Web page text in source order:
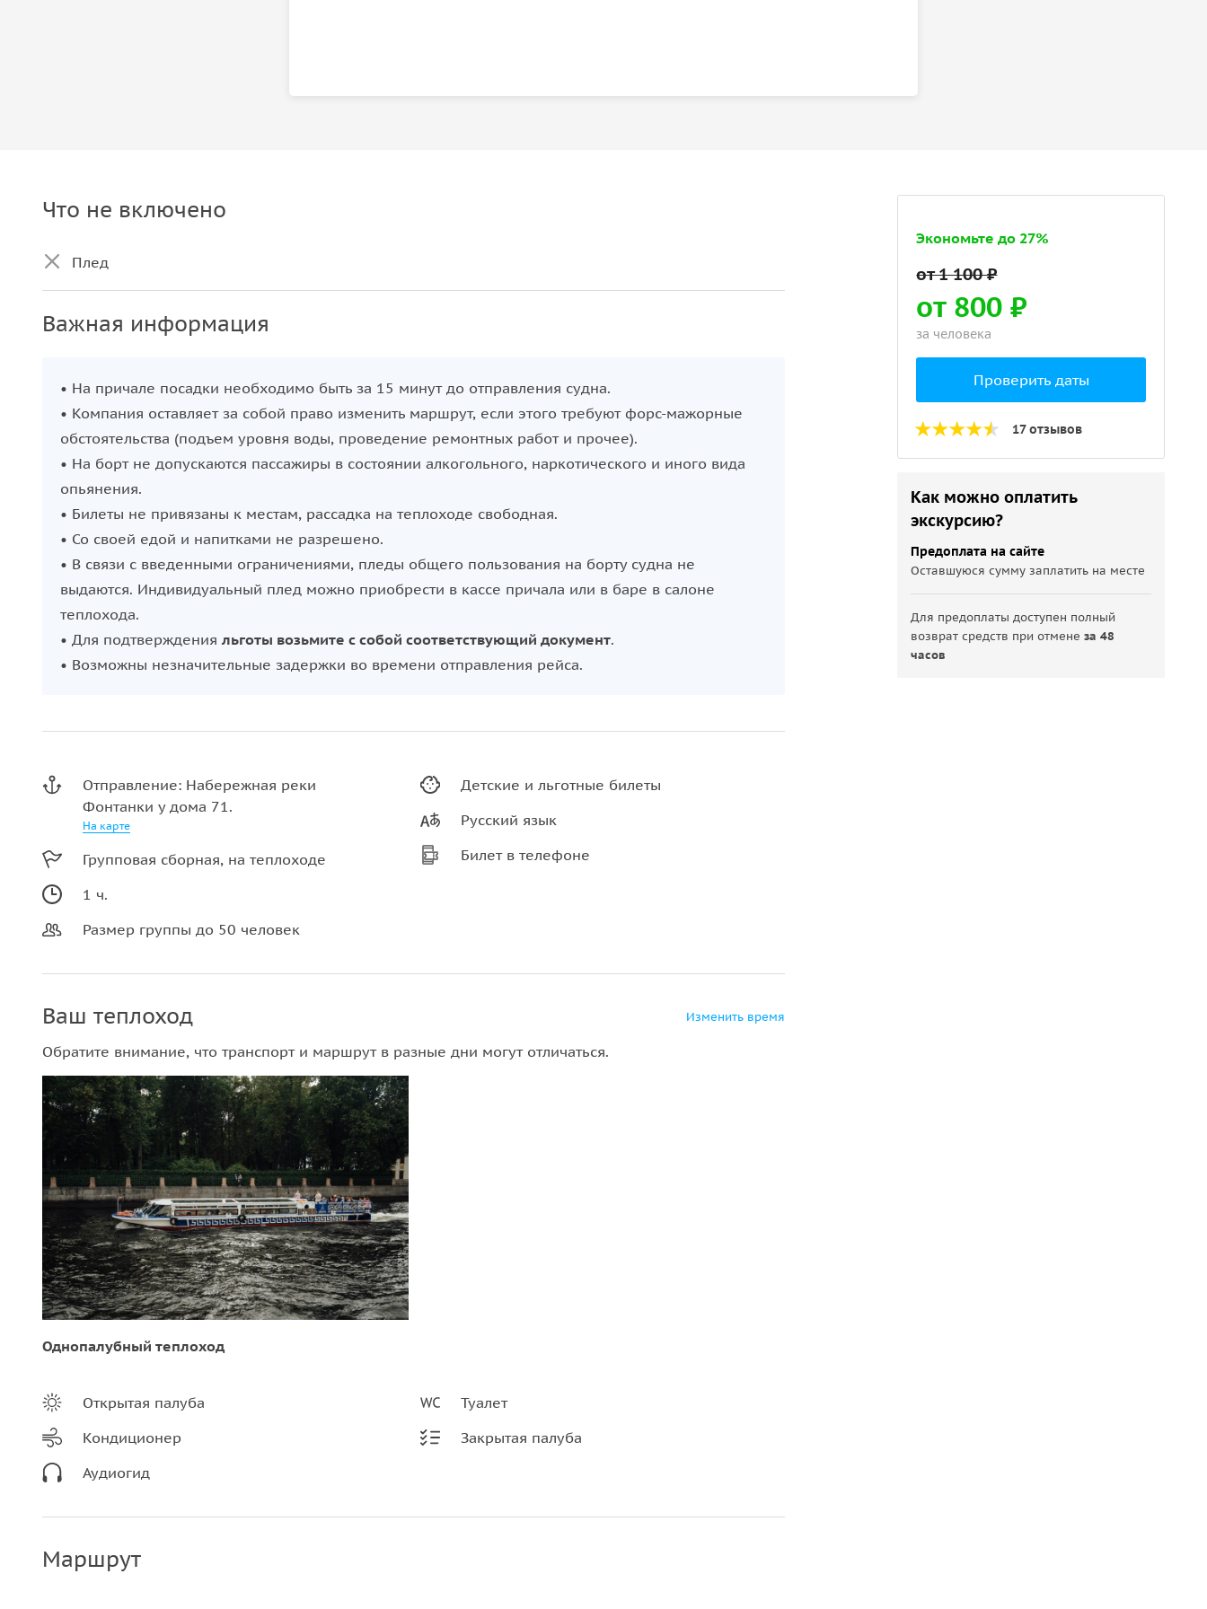
Что не включено
Плед
Важная информация
• На причале посадки необходимо быть за 15 минут до отправления судна.
• Компания оставляет за собой право изменить маршрут, если этого требуют форс-мажорные
обстоятельства (подъем уровня воды, проведение ремонтных работ и прочее).
• На борт не допускаются пассажиры в состоянии алкогольного, наркотического и иного вида
опьянения.
• Билеты не привязаны к местам, рассадка на теплоходе свободная.
• Со своей едой и напитками не разрешено.
• В связи с введенными ограничениями, пледы общего пользования на борту судна не
выдаются. Индивидуальный плед можно приобрести в кассе причала или в баре в салоне
теплохода.
• Для подтверждения льготы возьмите с собой соответствующий документ.
• Возможны незначительные задержки во времени отправления рейса.
Отправление: Набережная реки
Фонтанки у дома 71.
На карте
Групповая сборная, на теплоходе
1 ч.
Размер группы до 50 человек
Детские и льготные билеты
Русский язык
Билет в телефоне
Ваш теплоход Изменить время
Обратите внимание, что транспорт и маршрут в разные дни могут отличаться.
Однопалубный теплоход
Открытая палуба
Кондиционер
Аудиогид
Туалет
Закрытая палуба
Маршрут
Экономьте до 27%
от 800 ₽
за человека
Проверить даты
17 отзывов
Как можно оплатить
экскурсию?
Предоплата на сайте
Оставшуюся сумму заплатить на месте
Для предоплаты доступен полный
возврат средств при отменеза 48
часов